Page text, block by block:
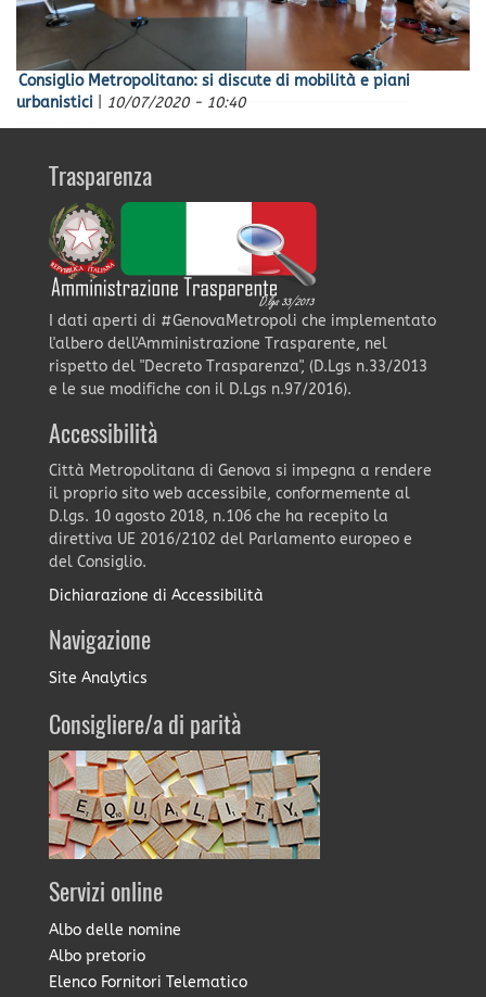
Consiglio Metropolitano: si discute di mobilità e piani
urbanistici
10/07/2020 - 10:40
Trasparenza
I dati aperti di #GenovaMetropoli che implementato
l'albero dell'Amministrazione Trasparente, nel
rispetto del "Decreto Trasparenza", (D.Lgs n.33/2013
e le sue modifiche con il D.Lgs n.97/2016).
Accessibilità
Città Metropolitana di Genova si impegna a rendere
il proprio sito web accessibile, conformemente al
D.lgs. 10 agosto 2018, n.106 che ha recepito la
direttiva UE 2016/2102 del Parlamento europeo e
del Consiglio.
Dichiarazione di Accessibilità
Navigazione
Site Analytics
Consigliere/a di parità
Servizi online
Albo delle nomine
Albo pretorio
Elenco Fornitori Telematico